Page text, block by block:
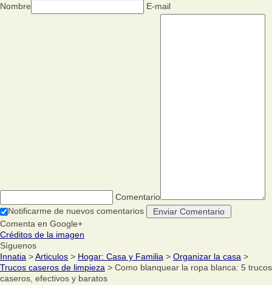
Nombre
E-mail
Comentario
Notificarme de nuevos comentarios
Comenta en Google+
Créditos de la imagen
Síguenos
Innatia >Articulos > Hogar: Casa y Familia > Organizar la casa >
Trucos caseros de limpieza > Como blanquear la ropa blanca: 5 trucos
caseros, efectivos y baratos